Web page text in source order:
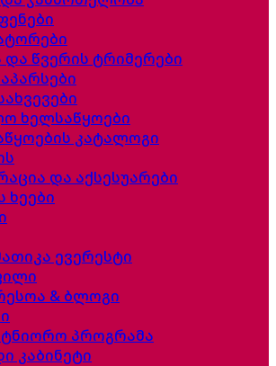
და წვერის ტრიმერები
ხელსაწყოები
კატალოგი
და აქსესუარები
ხეები
ევერესტი
& ბლოგი
პროგრამა
კაბინეტი